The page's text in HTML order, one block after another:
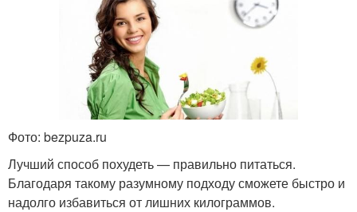
Фото: bezpuza.ru
Лучший способ похудеть — правильно питаться.
Благодаря такому разумному подходу сможете быстро и
надолго избавиться от лишних килограммов.